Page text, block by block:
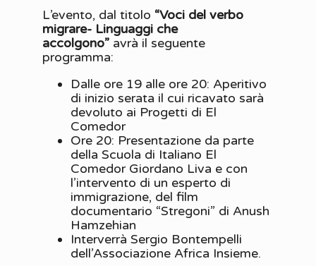
L’evento, dal titolo “Voci del verbo
migrare- Linguaggi che
accolgono” avrà il seguente
programma:
Dalle ore 19 alle ore 20: Aperitivo
di inizio serata il cui ricavato sarà
devoluto ai Progetti di El
Comedor
Ore 20: Presentazione da parte
della Scuola di Italiano El
Comedor Giordano Liva e con
l’intervento di un esperto di
immigrazione, del film
documentario “Stregoni” di Anush
Hamzehian
Interverrà Sergio Bontempelli
dell’Associazione Africa Insieme.